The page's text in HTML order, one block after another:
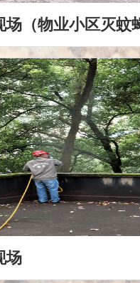
（物业小区灭蚊
场